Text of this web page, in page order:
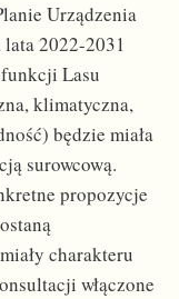
Urządzenia
2022-2031
Lasu
klimatyczna,
będzie miała
surowcową.
propozycje
charakteru
włączone